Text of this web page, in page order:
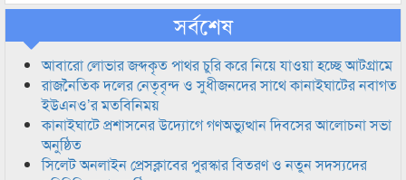
সর্বশেষ
আবারো লোভার জব্দকৃত পাথর চুরি করে নিয়ে যাওয়া হচ্ছে আটগ্রামে
রাজনৈতিক দলের নেতৃবৃন্দ ও সুধীজনদের সাথে কানাইঘাটের নবাগত
ইউএনও’র মতবিনিময়
কানাইঘাটে প্রশাসনের উদ্যোগে গণঅভ্যুত্থান দিবসের আলোচনা সভা
অনুষ্ঠিত
সিলেট অনলাইন প্রেসক্লাবের পুরস্কার বিতরণ ও নতুন সদস্যদের